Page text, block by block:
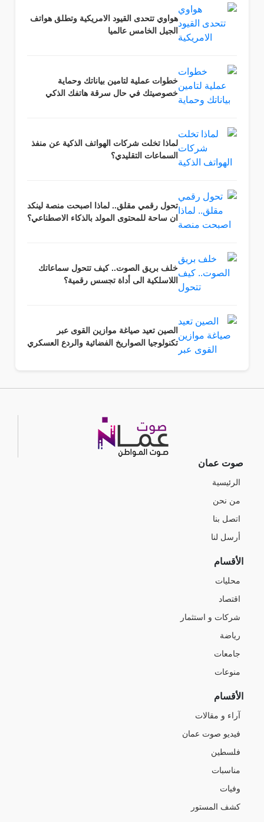
هواوي تتحدى القيود الامريكية وتطلق هواتف
الجيل الخامس عالميا
خطوات عملية لتامين بياناتك وحماية
خصوصيتك في حال سرقة هاتفك الذكي
لماذا تخلت شركات الهواتف الذكية عن منفذ
السماعات التقليدي؟
تحول رقمي مقلق.. لماذا اصبحت منصة لينكد
ان ساحة للمحتوى المولد بالذكاء الاصطناعي؟
خلف بريق الصوت.. كيف تتحول سماعاتك
اللاسلكية الى أداة تجسس رقمية؟
الصين تعيد صياغة موازين القوى عبر
تكنولوجيا الصواريخ الفضائية والردع العسكري
صوت عمان
الرئيسية
من نحن
اتصل بنا
أرسل لنا
الأقسام
محليات
اقتصاد
شركات و استثمار
رياضة
جامعات
منوعات
الأقسام
آراء و مقالات
فيديو صوت عمان
فلسطين
مناسبات
وفيات
كشف المستور